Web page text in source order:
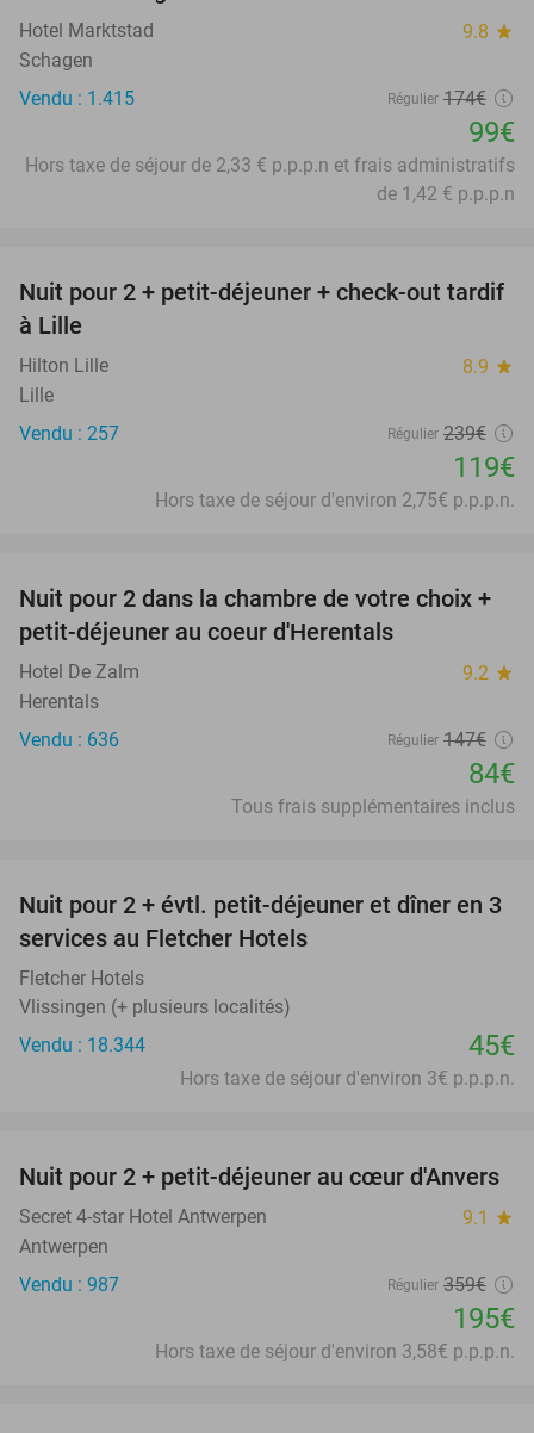
Hotel Marktstad 9.8 star
Schagen
Vendu : 1.415
Régulier 174€
99€
Hors taxe de séjour de 2,33 € p.p.p.n et frais administratifs
de 1,42 € p.p.p.n
50%
Nuit pour 2 + petit-déjeuner + check-out tardif
à Lille
Hilton Lille 8.9 star
Lille
Vendu : 257
Régulier 239€
119€
Hors taxe de séjour d'environ 2,75€ p.p.p.n.
43%
Nuit pour 2 dans la chambre de votre choix +
petit-déjeuner au coeur d'Herentals
Hotel De Zalm 9.2 star
Herentals
Vendu : 636
Régulier 147€
84€
Tous frais supplémentaires inclus
Nuit pour 2 + évtl. petit-déjeuner et dîner en 3
services au Fletcher Hotels
Fletcher Hotels
Vlissingen (+ plusieurs localités)
Vendu : 18.344
45€
Hors taxe de séjour d'environ 3€ p.p.p.n.
46%
Nuit pour 2 + petit-déjeuner au cœur d'Anvers
Secret 4-star Hotel Antwerpen 9.1 star
Antwerpen
Vendu : 987
Régulier 359€
195€
Hors taxe de séjour d'environ 3,58€ p.p.p.n.